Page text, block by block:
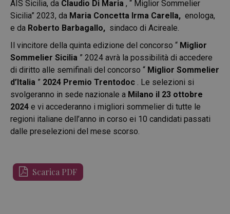
AIS Sicilia, da Claudio Di Maria , “ Miglior Sommelier
Sicilia” 2023, da Maria Concetta Irma Carella, enologa,
e da Roberto Barbagallo, sindaco di Acireale.
Il vincitore della quinta edizione del concorso “ Miglior
Sommelier Sicilia ” 2024 avrà la possibilità di accedere
di diritto alle semifinali del concorso “ Miglior Sommelier
d’Italia ” 2024 Premio Trentodoc . Le selezioni si
svolgeranno in sede nazionale a Milano il 23 ottobre
2024 e vi accederanno i migliori sommelier di tutte le
regioni italiane dell’anno in corso ei 10 candidati passati
dalle preselezioni del mese scorso.
Scarica PDF